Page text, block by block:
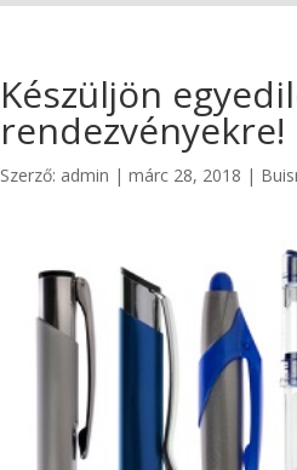
Készüljön
rendezvényekre!
Szerző: admin |márc 28, 2018 |